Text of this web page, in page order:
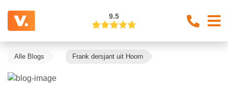
9.5
Alle Blogs Frank dersjant uit Hoorn